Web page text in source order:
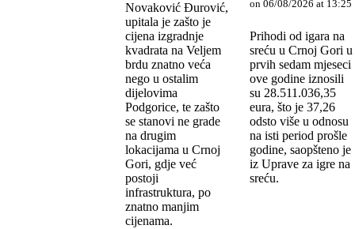
Novaković Đurović,
upitala je zašto je
cijena izgradnje
kvadrata na Veljem
brdu znatno veća
nego u ostalim
dijelovima
Podgorice, te zašto
se stanovi ne grade
na drugim
lokacijama u Crnoj
Gori, gdje već
postoji
infrastruktura, po
znatno manjim
cijenama.
on 06/08/2026 at 13:25
Prihodi od igara na
sreću u Crnoj Gori u
prvih sedam mjeseci
ove godine iznosili
su 28.511.036,35
eura, što je 37,26
odsto više u odnosu
na isti period prošle
godine, saopšteno je
iz Uprave za igre na
sreću.